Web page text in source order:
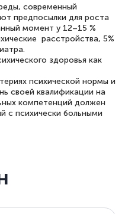
современный
предпосылки для роста
момент у 12–15 %
расстройства, 5%
здоровья как
психической нормы и
своей квалификации на
компетенций должен
с психически больными